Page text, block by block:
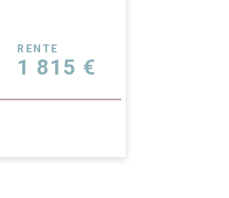
RENTE
1 815 €